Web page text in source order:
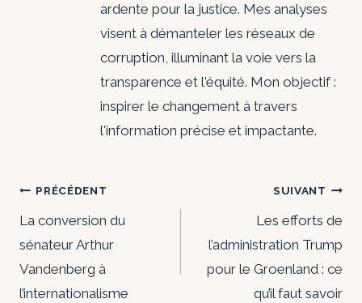
ardente pour la justice. Mes analyses
visent à démanteler les réseaux de
corruption, illuminant la voie vers la
transparence et l'équité. Mon objectif :
inspirer le changement à travers
l'information précise et impactante.
Navigation
de
l’article
PRÉCÉDENT
La conversion du
sénateur Arthur
Vandenberg à
l’internationalisme
SUIVANT
Les efforts de
l’administration Trump
pour le Groenland : ce
qu’il faut savoir